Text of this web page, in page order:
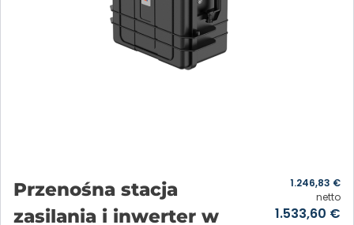
Przenośna stacja
zasilania i inwerter w
1.533,60 €
1.246,83 €
netto